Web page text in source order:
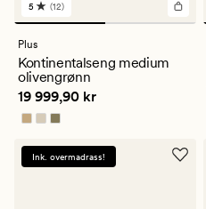
12
anmeldelser
med
en
gjennomsnittlig
vurdering
på
5
5 (12)
Plus
Kontinentalseng medium
olivengrønn
Pris 19 999,90 kr
19 999,90 kr
Ink. overmadrass!